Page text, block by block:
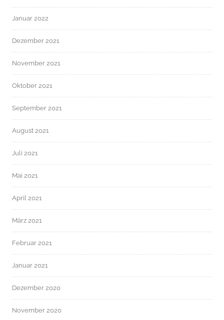
Januar 2022
Dezember 2021
November 2021
Oktober 2021
September 2021
August 2021
Juli 2021
Mai 2021
April 2021
März 2021
Februar 2021
Januar 2021
Dezember 2020
November 2020